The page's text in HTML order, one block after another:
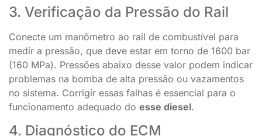
3. Verificação da Pressão do Rail
Conecte um manômetro ao rail de combustível para
medir a pressão, que deve estar em torno de 1600 bar
(160 MPa). Pressões abaixo desse valor podem indicar
problemas na bomba de alta pressão ou vazamentos
no sistema. Corrigir essas falhas é essencial para o
funcionamento adequado do esse diesel.
4. Diagnóstico do ECM